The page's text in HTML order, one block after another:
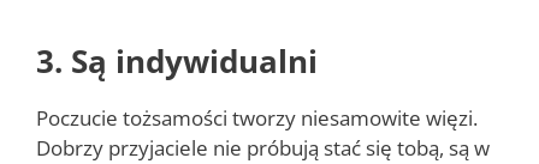
3. Są indywidualni
Poczucie tożsamości tworzy niesamowite więzi.
Dobrzy przyjaciele nie próbują stać się tobą, są w